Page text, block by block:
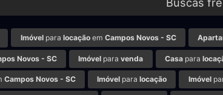
Imóvelpara locaçãoem Campos Novos - SC
Novos - SC Imóvel paravenda Casapara
Campos Novos - SC Imóvel paralocação Imóvel